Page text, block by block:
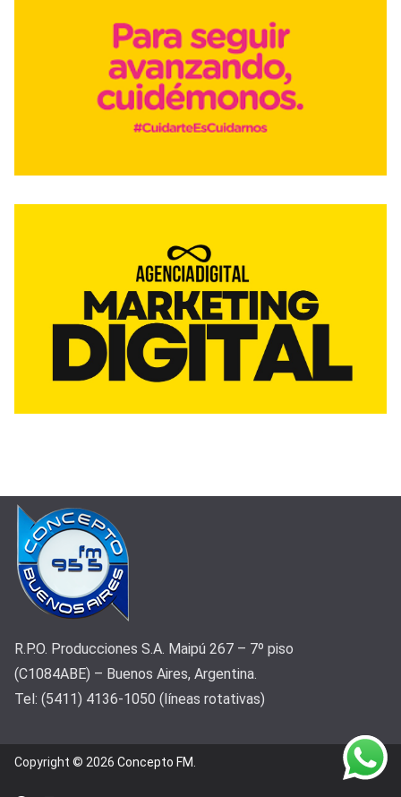
R.P.O. Producciones S.A. Maipú 267 – 7º piso
(C1084ABE) – Buenos Aires, Argentina.
Tel: (5411) 4136-1050 (líneas rotativas)
Copyright © 2026 Concepto FM